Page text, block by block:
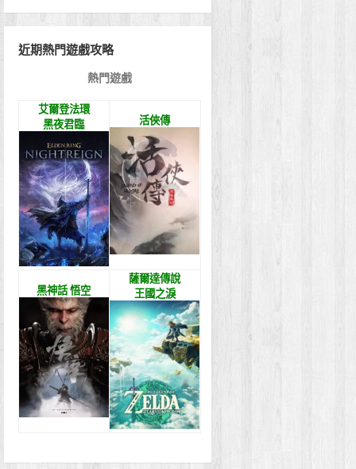
近期熱門遊戲攻略
熱門遊戲
艾爾登法環
黑夜君臨
活俠傳
黑神話 悟空
薩爾達傳說
王國之淚